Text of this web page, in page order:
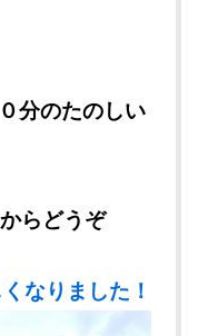
分のたのしい
らどうぞ
なりました！